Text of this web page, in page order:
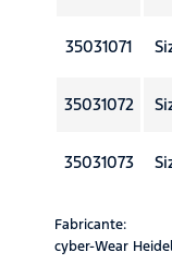
35031071
35031072
35031073
Fabricante:
cyber-Wear